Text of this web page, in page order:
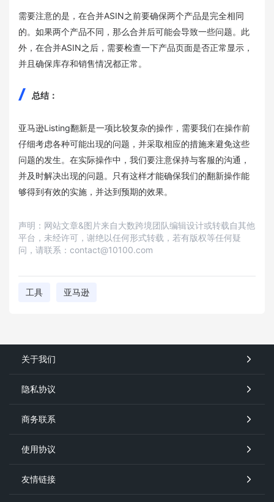
需要注意的是，在合并ASIN之前要确保两个产品是完全相同
的。如果两个产品不同，那么合并后可能会导致一些问题。此
外，在合并ASIN之后，需要检查一下产品页面是否正常显示，
并且确保库存和销售情况都正常。
总结：
亚马逊Listing翻新是一项比较复杂的操作，需要我们在操作前
仔细考虑各种可能出现的问题，并采取相应的措施来避免这些
问题的发生。在实际操作中，我们要注意保持与客服的沟通，
并及时解决出现的问题。只有这样才能确保我们的翻新操作能
够得到有效的实施，并达到预期的效果。
声明：网站文章&图片来自大数跨境团队编辑设计或转载自其他
平台，未经许可，谢绝以任何形式转载，若有版权等任何疑
问，请联系：contact@10100.com
工具 亚马逊
关于我们
隐私协议
商务联系
使用协议
友情链接